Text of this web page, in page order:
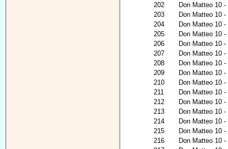
202
Don Matteo 10
203
Don Matteo 10
204
Don Matteo 10
205
Don Matteo 10
206
Don Matteo 10
207
Don Matteo 10
208
Don Matteo 10
209
Don Matteo 10
210
Don Matteo 10
211
Don Matteo 10
212
Don Matteo 10
213
Don Matteo 10 -
214
Don Matteo 10 -
215
Don Matteo 10
216
Don Matteo 10